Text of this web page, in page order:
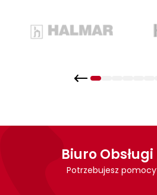
Biuro
Potrzebujesz